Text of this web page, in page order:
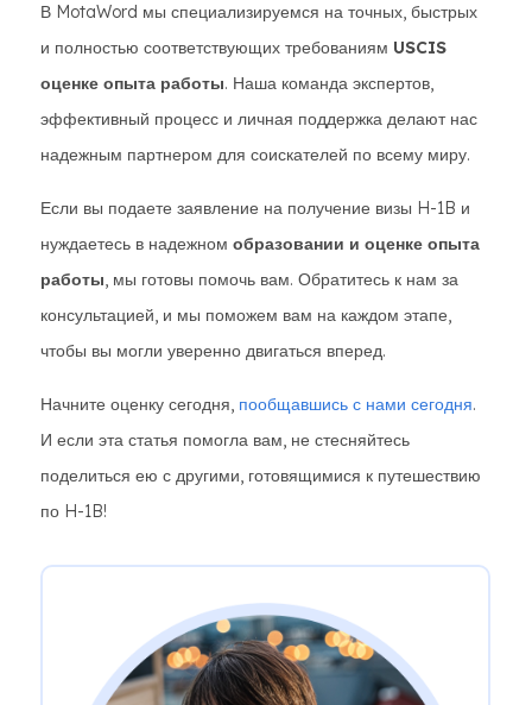
В MotaWord мы специализируемся на точных, быстрых
и полностью соответствующих требованиям USCIS
оценке опыта работы. Наша команда экспертов,
эффективный процесс и личная поддержка делают нас
надежным партнером для соискателей по всему миру.
Если вы подаете заявление на получение визы H-1B и
нуждаетесь в надежном образовании и оценке опыта
работы, мы готовы помочь вам. Обратитесь к нам за
консультацией, и мы поможем вам на каждом этапе,
чтобы вы могли уверенно двигаться вперед.
Начните оценку сегодня, пообщавшись с нами сегодня.
И если эта статья помогла вам, не стесняйтесь
поделиться ею с другими, готовящимися к путешествию
по H-1B!